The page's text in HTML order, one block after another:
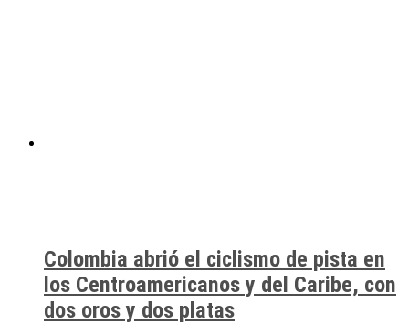
Colombia abrió el ciclismo de pista en
los Centroamericanos y del Caribe, con
dos oros y dos platas